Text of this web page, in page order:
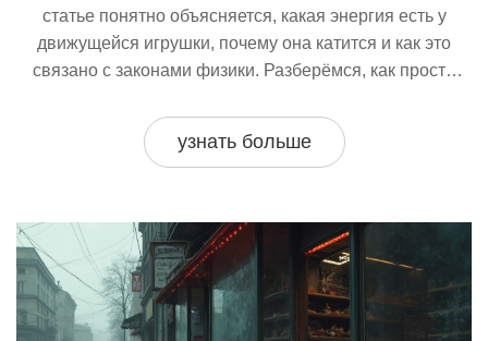
статье понятно объясняется, какая энергия есть у
движущейся игрушки, почему она катится и как это
связано с законами физики. Разберёмся, как просто
примере обычных машинок. Поделюсь понятными
советами, как объяснять сложные моменты даже
узнать больше